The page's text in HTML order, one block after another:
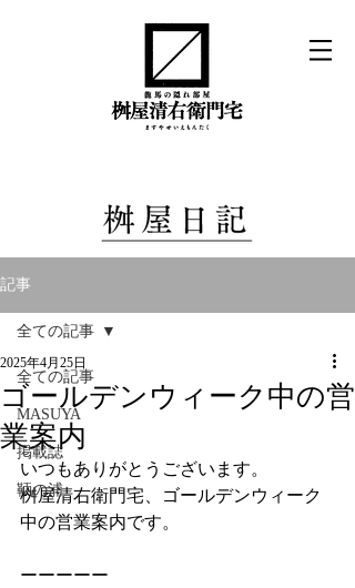
記事
全ての記事
MASUYA
掲載誌
鞆の浦
全ての記事
ゴールデンウィーク中の営
業案内
2025年4月25日
いつもありがとうございます。
桝屋清右衛門宅、ゴールデンウィーク
中の営業案内です。
ーーーーー